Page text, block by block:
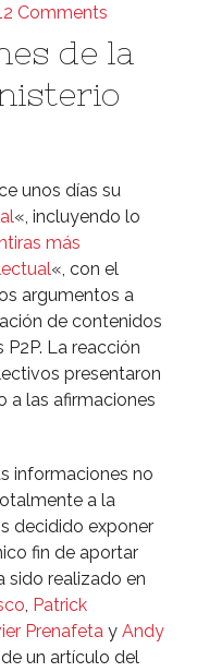
Comments
de la
unos dí­as su
«, incluyendo lo
más
«, con el
argumentos a
de contenidos
La reacción
presentaron
a las afirmaciones
informaciones no
a la
decidido exponer
fin de aportar
sido realizado en
, Patrick
Prenafeta y Andy
un artí­culo del